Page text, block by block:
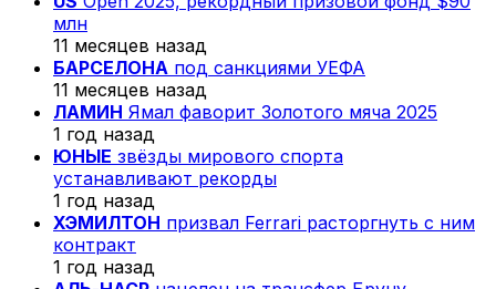
млн
11 месяцев назад
БАРСЕЛОНА под санкциями УЕФА
11 месяцев назад
ЛАМИН Ямал фаворит Золотого мяча 2025
1 год назад
ЮНЫЕ звёзды мирового спорта
устанавливают рекорды
1 год назад
ХЭМИЛТОН призвал Ferrari расторгнуть с ним
контракт
1 год назад